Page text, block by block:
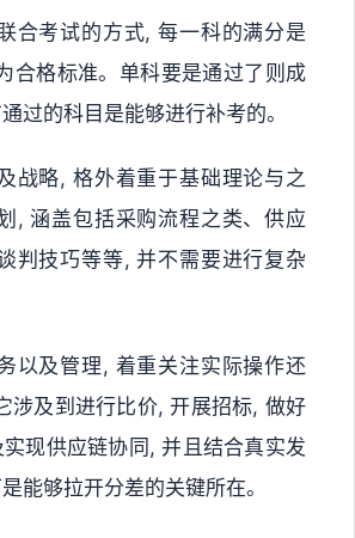
合考试的方式, 每一科的满分是
合格标准。单科要是通过了则成
过的科目是能够进行补考的。
战略, 格外着重于基础理论与之
, 涵盖包括采购流程之类、供应
判技巧等等, 并不需要进行复杂
以及管理, 着重关注实际操作还
涉及到进行比价, 开展招标, 做好
现供应链协同, 并且结合真实发
能够拉开分差的关键所在。